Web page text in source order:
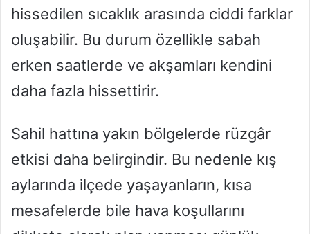
hissedilen sıcaklık arasında ciddi farklar
oluşabilir. Bu durum özellikle sabah
erken saatlerde ve akşamları kendini
daha fazla hissettirir.
Sahil hattına yakın bölgelerde rüzgâr
etkisi daha belirgindir. Bu nedenle kış
aylarında ilçede yaşayanların, kısa
mesafelerde bile hava koşullarını